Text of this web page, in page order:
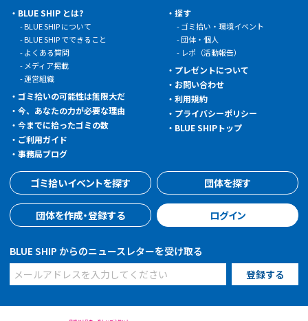
BLUE SHIP とは?
BLUE SHIP について
BLUE SHIP でできること
よくある質問
メディア掲載
運営組織
ゴミ拾いの可能性は無限大だ
今、あなたの力が必要な理由
今までに拾ったゴミの数
ご利用ガイド
事務局ブログ
探す
ゴミ拾い・環境イベント
団体・個人
レポ（活動報告）
プレゼントについて
お問い合わせ
利用規約
プライバシーポリシー
BLUE SHIPトップ
ゴミ拾いイベントを探す 団体を探す
団体を作成・登録する ログイン
BLUE SHIP からのニュースレターを受け取る